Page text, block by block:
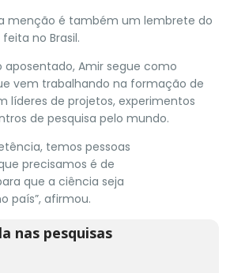
menção é também um lembrete do
no Brasil.
aposentado, Amir segue como
vem trabalhando na formação de
líderes de projetos, experimentos
de pesquisa pelo mundo.
temos pessoas
precisamos é de
que a ciência seja
país”, afirmou.